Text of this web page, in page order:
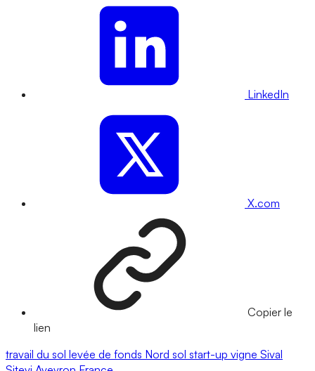
LinkedIn
X.com
Copier le
lien
travail du sol levée de fonds Nord sol start-up vigne Sival